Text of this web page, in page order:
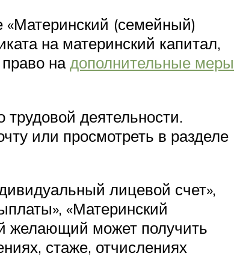
(семейный)
на материнский капитал,
надополнительные меры
трудовой деятельности.
или просмотреть в разделе
лицевой счет»,
«Материнский
желающий может получить
стаже, отчислениях